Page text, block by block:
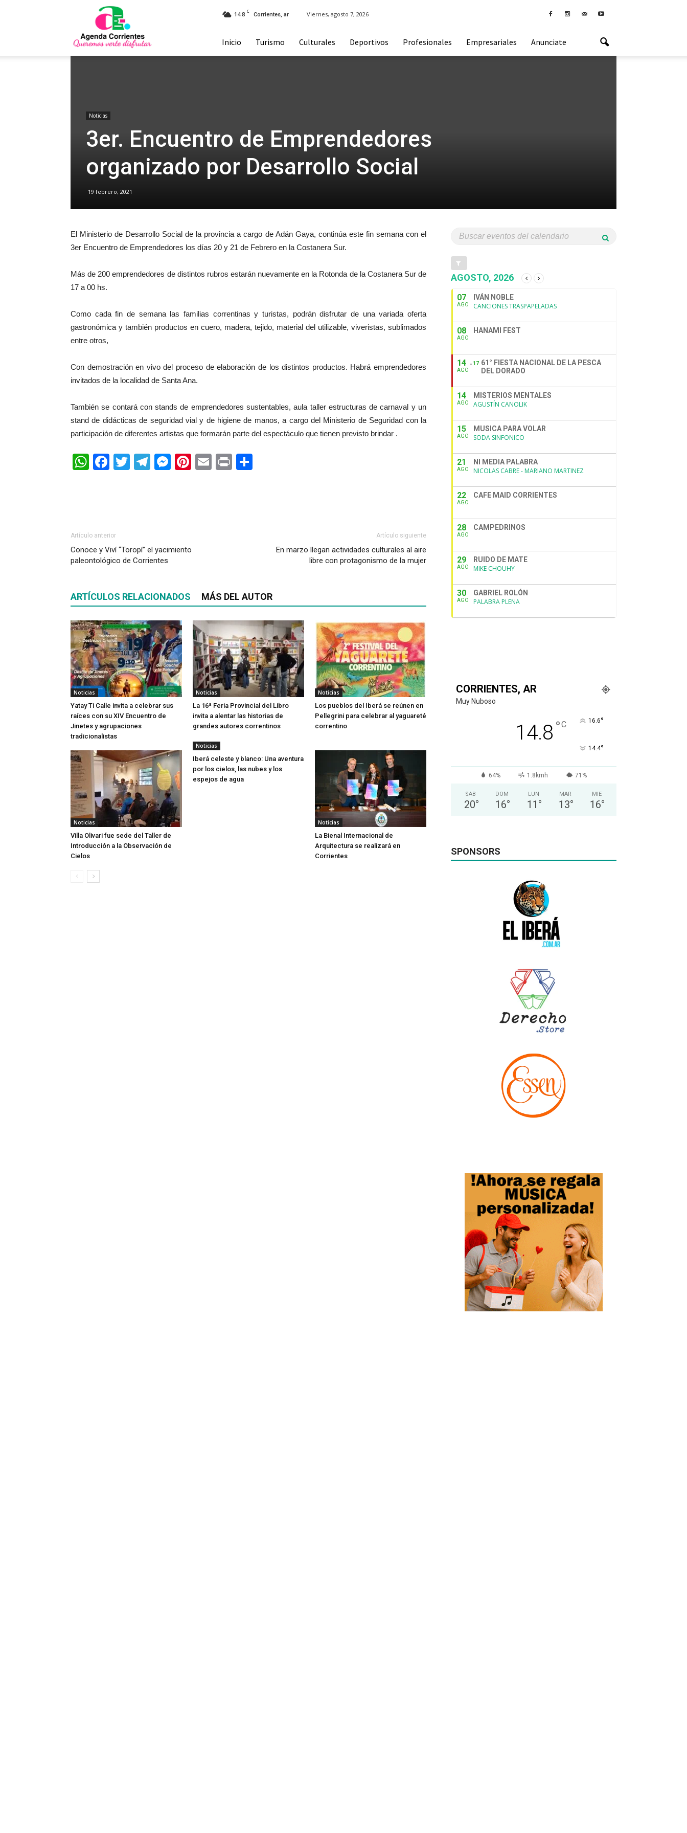
Corrientes
14.8 C
Corrientes, ar Viernes, agosto 7, 2026
Inicio Turismo Culturales Deportivos Profesionales Empresariales Anunciate
Noticias
3er. Encuentro de Emprendedores
organizado por Desarrollo Social
19 febrero, 2021
El Ministerio de Desarrollo Social de la provincia a cargo de Adán Gaya, continúa este fin semana con el
3er Encuentro de Emprendedores los días 20 y 21 de Febrero en la Costanera Sur.
Más de 200 emprendedores de distintos rubros estarán nuevamente en la Rotonda de la Costanera Sur de
17 a 00 hs.
Como cada fin de semana las familias correntinas y turistas, podrán disfrutar de una variada oferta
gastronómica y también productos en cuero, madera, tejido, material del utilizable, viveristas, sublimados
entre otros,
Con demostración en vivo del proceso de elaboración de los distintos productos. Habrá emprendedores
invitados de la localidad de Santa Ana.
También se contará con stands de emprendedores sustentables, aula taller estructuras de carnaval y un
stand de didácticas de seguridad vial y de higiene de manos, a cargo del Ministerio de Seguridad con la
participación de diferentes artistas que formarán parte del espectáculo que tienen previsto brindar .
WhatsApp
Facebook
TwitterTelegram
Messenger
Pinterest
EmailPrint
Artículo anterior
Conoce y Viví “Toropí” el yacimiento
paleontológico de Corrientes
Artículo siguiente
En marzo llegan actividades culturales al aire
libre con protagonismo de la mujer
ARTÍCULOS RELACIONADOS MÁS DEL AUTOR
Noticias
Yatay Ti Calle invita a celebrar sus
raíces con su XIV Encuentro de
Jinetes y agrupaciones
tradicionalistas
Noticias
La 16ª Feria Provincial del Libro
invita a alentar las historias de
grandes autores correntinos
Noticias
Los pueblos del Iberá se reúnen en
Pellegrini para celebrar al yaguareté
correntino
Noticias
Villa Olivari fue sede del Taller de
Introducción a la Observación de
Cielos
Noticias
Iberá celeste y blanco: Una aventura
por los cielos, las nubes y los
espejos de agua
Noticias
La Bienal Internacional de
Arquitectura se realizará en
Corrientes
AGOSTO, 2026
07
AGO
IVÁN NOBLE
CANCIONES TRASPAPELADAS
08
AGO
HANAMI FEST
14
AGO
17 61° FIESTA NACIONAL DE LA PESCA
DEL DORADO
14
AGO
MISTERIOS MENTALES
AGUSTÍN CANOLIK
15
AGO
MUSICA PARA VOLAR
SODA SINFONICO
21
AGO
NI MEDIA PALABRA
NICOLAS CABRE - MARIANO MARTINEZ
22
AGO
CAFE MAID CORRIENTES
28
AGO
CAMPEDRINOS
29
AGO
RUIDO DE MATE
MIKE CHOUHY
30
AGO
GABRIEL ROLÓN
PALABRA PLENA
CORRIENTES, AR
Muy Nuboso
14.8 °C 16.6°
14.4°
64% 1.8kmh 71%
SAB
20°
DOM
16°
LUN
11 °
MAR
13°
MIE
16°
SPONSORS